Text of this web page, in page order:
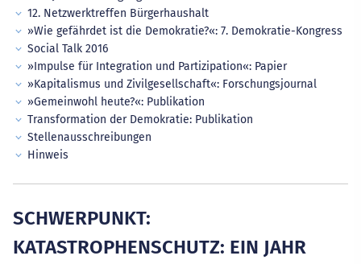
12. Netzwerktreffen Bürgerhaushalt
»Wie gefährdet ist die Demokratie?«: 7. Demokratie-Kongress
Social Talk 2016
»Impulse für Integration und Partizipation«: Papier
»Kapitalismus und Zivilgesellschaft«: Forschungsjournal
»Gemeinwohl heute?«: Publikation
Transformation der Demokratie: Publikation
Stellenausschreibungen
Hinweis
SCHWERPUNKT:
KATASTROPHENSCHUTZ: EIN JAHR